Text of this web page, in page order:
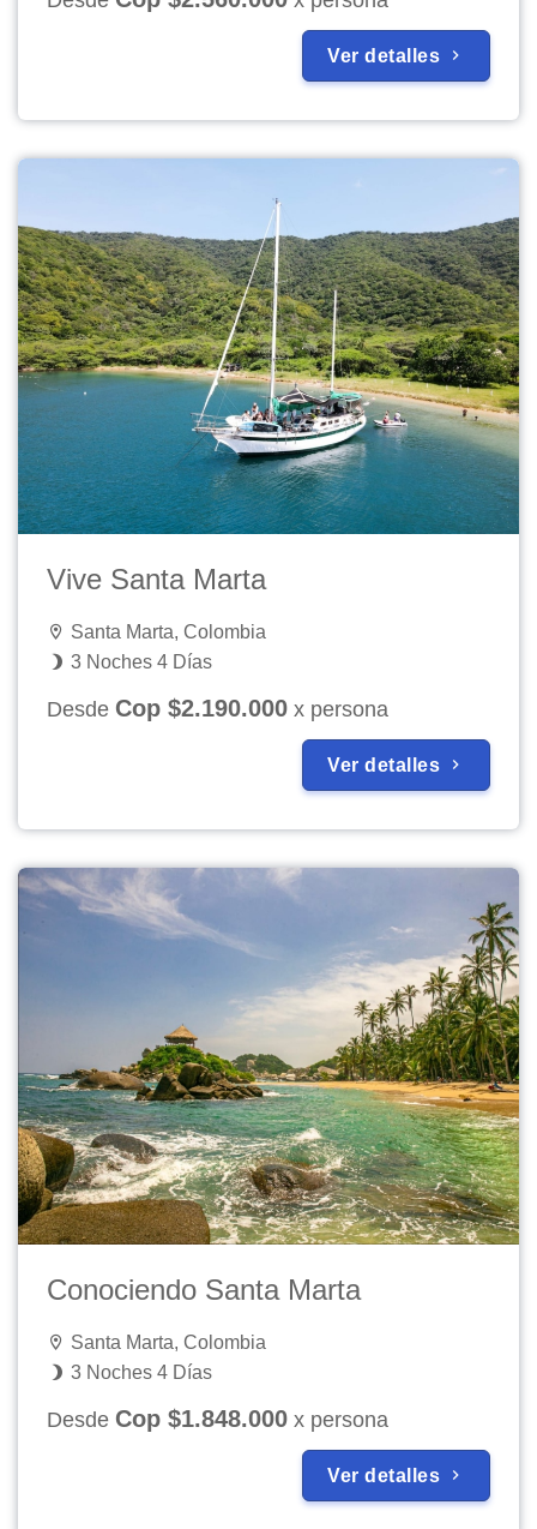
Ver detalles
Vive Santa Marta
Santa Marta, Colombia
3 Noches 4 Días
Desde Cop $2.190.000 x persona
Ver detalles
Conociendo Santa Marta
Santa Marta, Colombia
3 Noches 4 Días
Desde Cop $1.848.000 x persona
Ver detalles